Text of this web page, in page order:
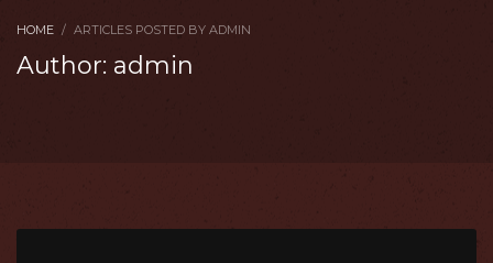
HOME ARTICLES POSTED BY ADMIN
Author: admin